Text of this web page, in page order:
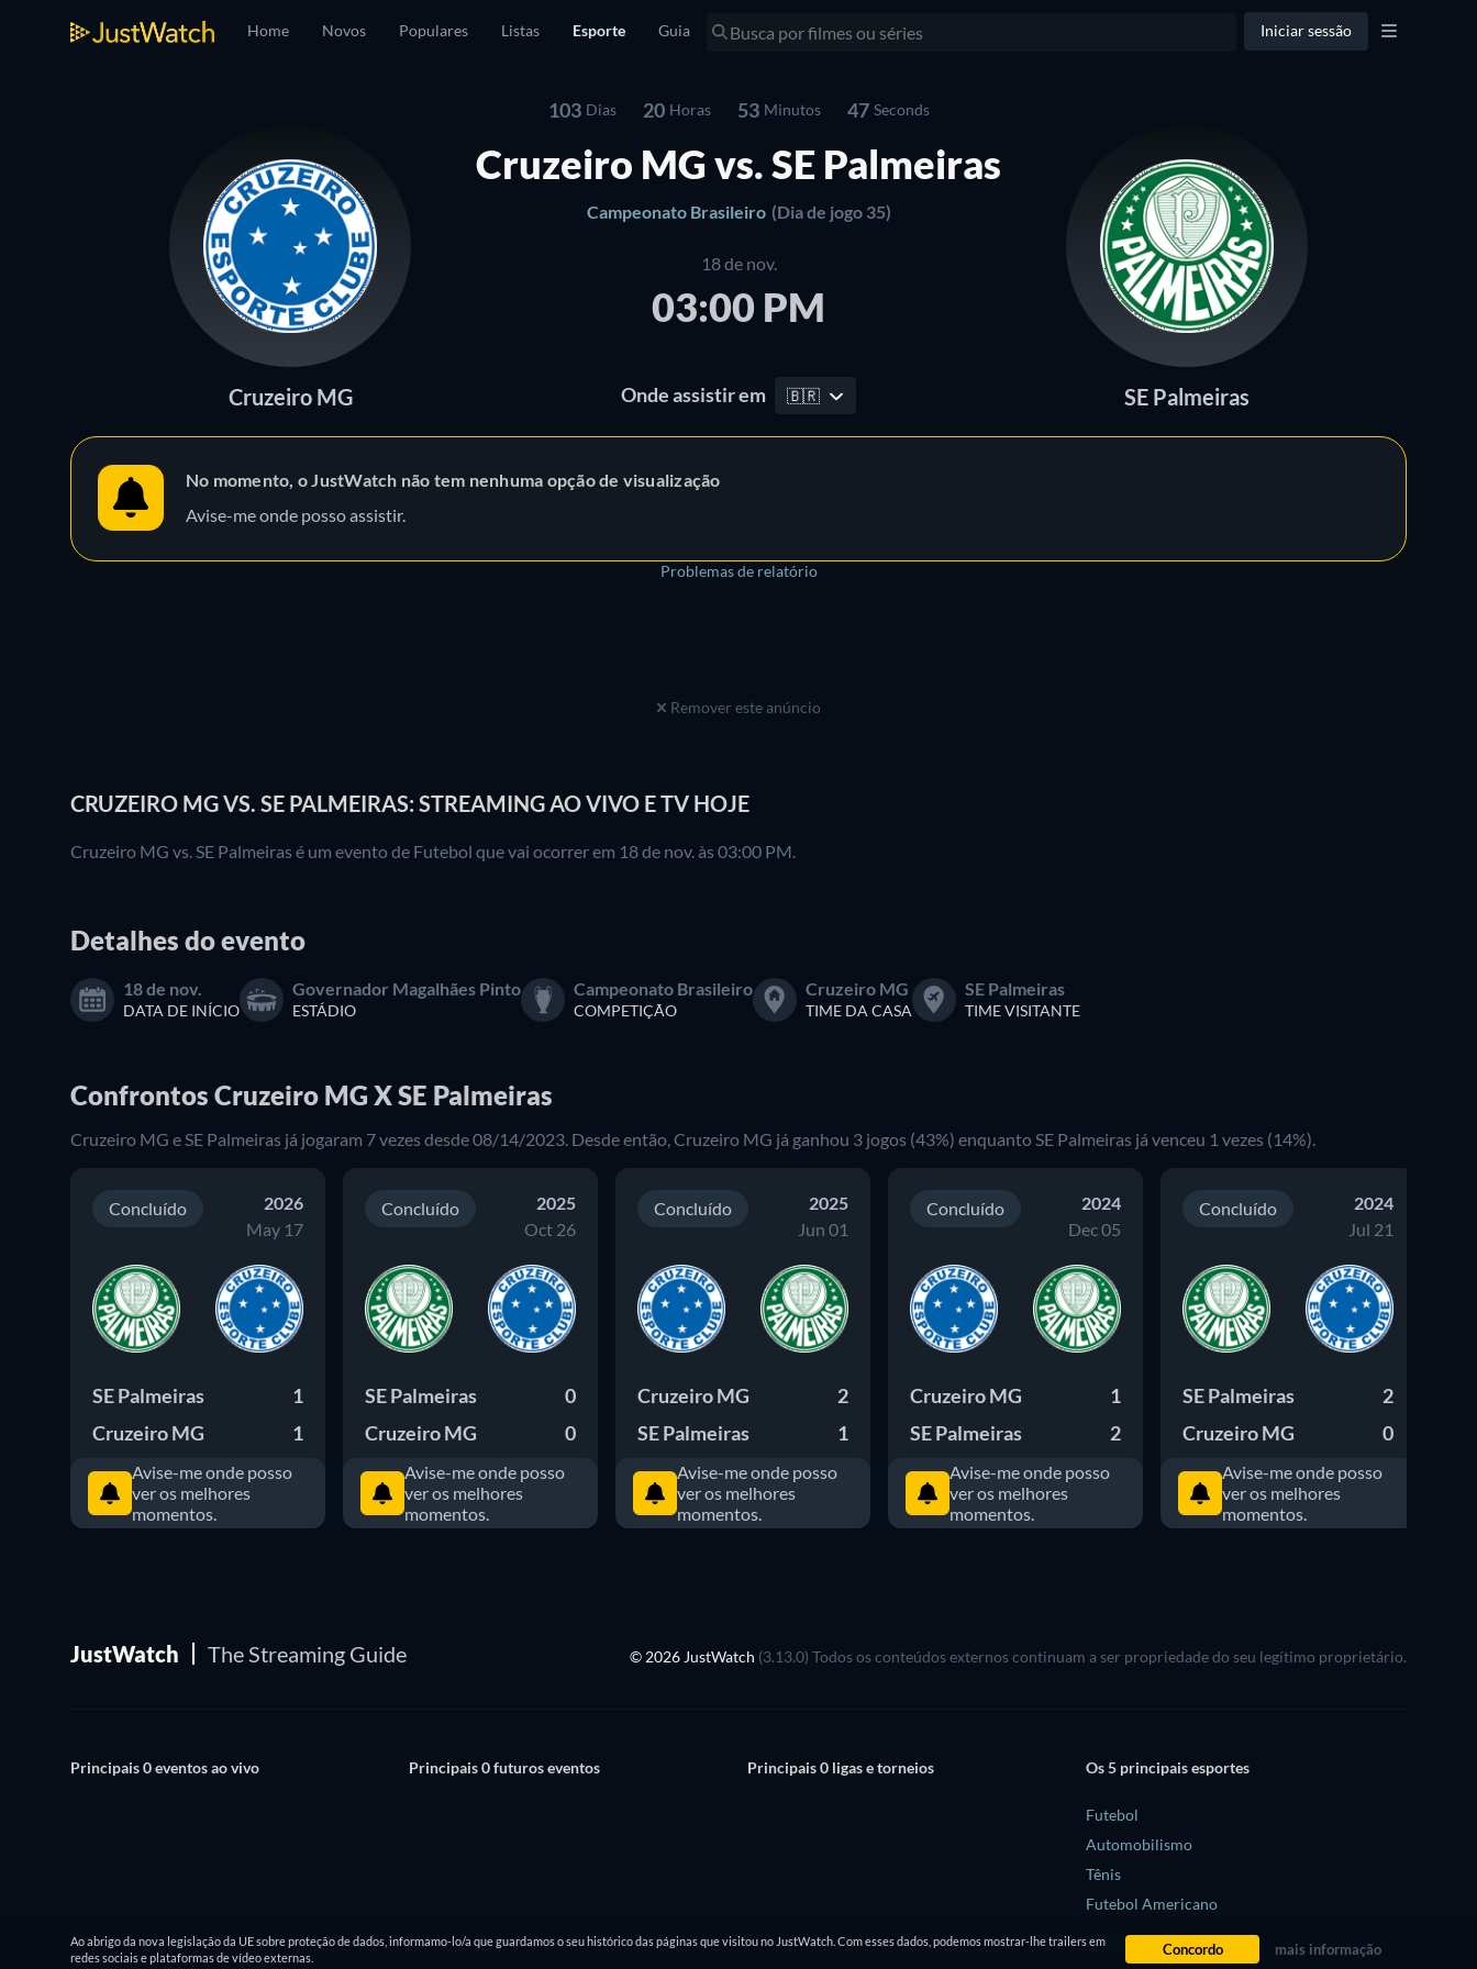
Home Novos Populares Listas Esporte Guia Iniciar sessão
103 Dias 20 Horas 53 Minutos 47 Seconds
Cruzeiro MG vs. SE Palmeiras
Campeonato Brasileiro (Dia de jogo 35)
Cruzeiro MG
18 de nov.
03:00 PM
SE Palmeiras
Onde assistir em 🇧🇷
No momento, o JustWatch não tem nenhuma opção de visualização
Avise-me onde posso assistir.
Problemas de relatório
Remover este anúncio
CRUZEIRO MG VS. SE PALMEIRAS: STREAMING AO VIVO E TV HOJE
Cruzeiro MG vs. SE Palmeiras é um evento de Futebol que vai ocorrer em 18 de nov. às 03:00 PM.
Detalhes do evento
18 de nov.
DATA DE INÍCIO
Governador Magalhães Pinto
ESTÁDIO
Campeonato Brasileiro
COMPETIÇÃO
Cruzeiro MG
TIME DA CASA
SE Palmeiras
TIME VISITANTE
Confrontos Cruzeiro MG X SE Palmeiras
Cruzeiro MG e SE Palmeiras já jogaram 7 vezes desde 08/14/2023. Desde então, Cruzeiro MG já ganhou 3 jogos (43%) enquanto SE Palmeiras já venceu 1 vezes (14%).
Concluído
2026
May 17
SE Palmeiras
1
Cruzeiro MG
1
Avise-me onde posso
ver os melhores
momentos.
Concluído
2025
Oct 26
SE Palmeiras
0
Cruzeiro MG
0
Avise-me onde posso
ver os melhores
momentos.
Concluído
2025
Jun 01
Cruzeiro MG
2
SE Palmeiras
1
Avise-me onde posso
ver os melhores
momentos.
Concluído
2024
Dec 05
Cruzeiro MG
1
SE Palmeiras
2
Avise-me onde posso
ver os melhores
momentos.
Concluído
2024
Jul 21
SE Palmeiras
2
Cruzeiro MG
0
Avise-me onde posso
ver os melhores
momentos.
JustWatch The Streaming Guide © 2026 JustWatch (3.13.0) Todos os conteúdos externos continuam a ser propriedade do seu legítimo proprietário.
Principais 0 eventos ao vivo Principais 0 futuros eventos Principais 0 ligas e torneios Os 5 principais esportes
Futebol
Automobilismo
Tênis
Futebol Americano
Baseball
Ao abrigo da nova legislação da UE sobre proteção de dados, informamo-lo/a que guardamos o seu histórico das páginas que visitou no JustWatch. Com esses dados, podemos mostrar-lhe trailers em
redes sociais e plataformas de vídeo externas.
Concordo mais informação